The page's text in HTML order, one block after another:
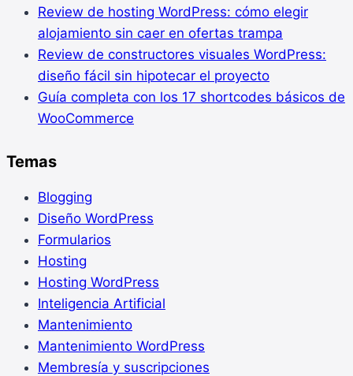
Review de hosting WordPress: cómo elegir
alojamiento sin caer en ofertas trampa
Review de constructores visuales WordPress:
diseño fácil sin hipotecar el proyecto
Guía completa con los 17 shortcodes básicos de
WooCommerce
Temas
Blogging
Diseño WordPress
Formularios
Hosting
Hosting WordPress
Inteligencia Artificial
Mantenimiento
Mantenimiento WordPress
Membresía y suscripciones